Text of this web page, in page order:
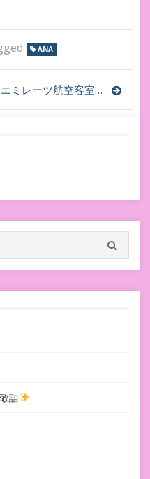
ANA
エミレーツ航空客室乗務員ＣＡ✈︎採用面接迫る！
語